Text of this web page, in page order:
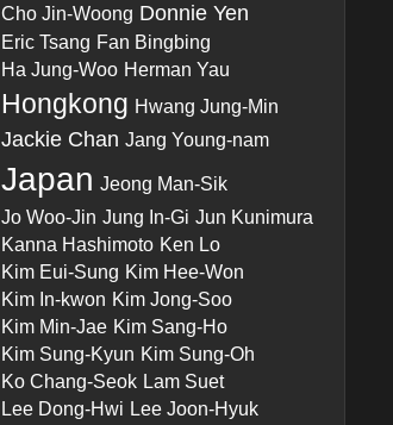
Cho Jin-Woong Donnie Yen
Eric Tsang Fan Bingbing
Ha Jung-Woo Herman Yau
Hongkong Hwang Jung-Min
Jackie Chan Jang Young-nam
Japan Jeong Man-Sik
Jo Woo-Jin Jung In-Gi Jun Kunimura
Kanna Hashimoto Ken Lo
Kim Eui-Sung Kim Hee-Won
Kim In-kwon Kim Jong-Soo
Kim Min-Jae Kim Sang-Ho
Kim Sung-Kyun Kim Sung-Oh
Ko Chang-Seok Lam Suet
Lee Dong-Hwi Lee Joon-Hyuk